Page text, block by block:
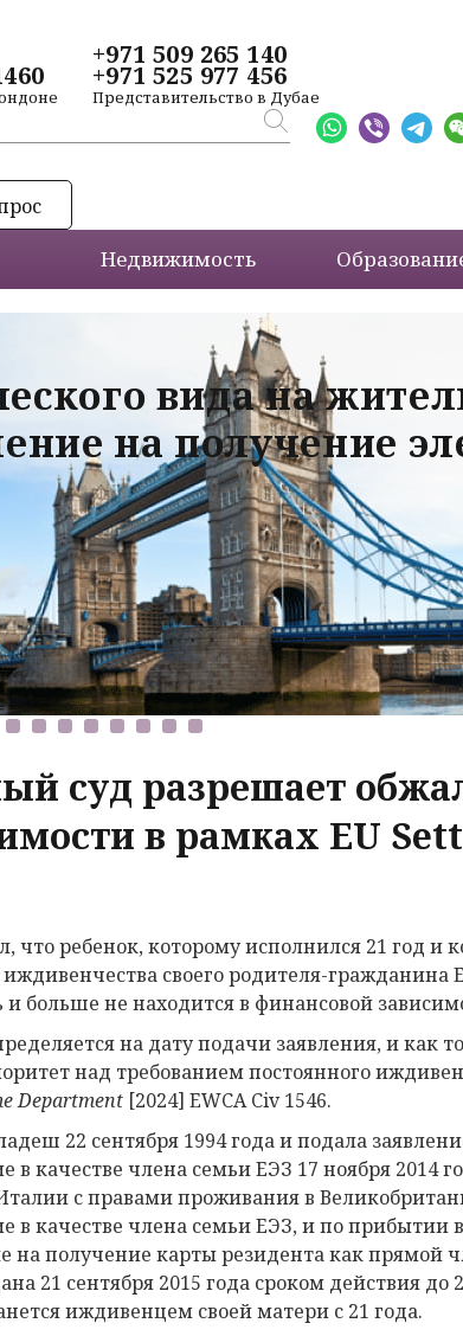
+971 509 265 140
+971 525 977 456
Представительство в Дубае
Недвижимость
вида на
на получение
суд разрешает
в рамках EU
что ребенок, которому исполнился 21 год и
своего родителя-гражданина
и больше не находится в финансовой
на дату подачи заявления, и как
над требованием постоянного
Department [2024] EWCA Civ 1546.
22 сентября 1994 года и подала
качестве члена семьи ЕЭЗ 17 ноября 2014
с правами проживания в
в качестве члена семьи ЕЭЗ, и по прибытии
на получение карты резидента как прямой
21 сентября 2015 года сроком действия до
иждивенцем своей матери с 21 года.